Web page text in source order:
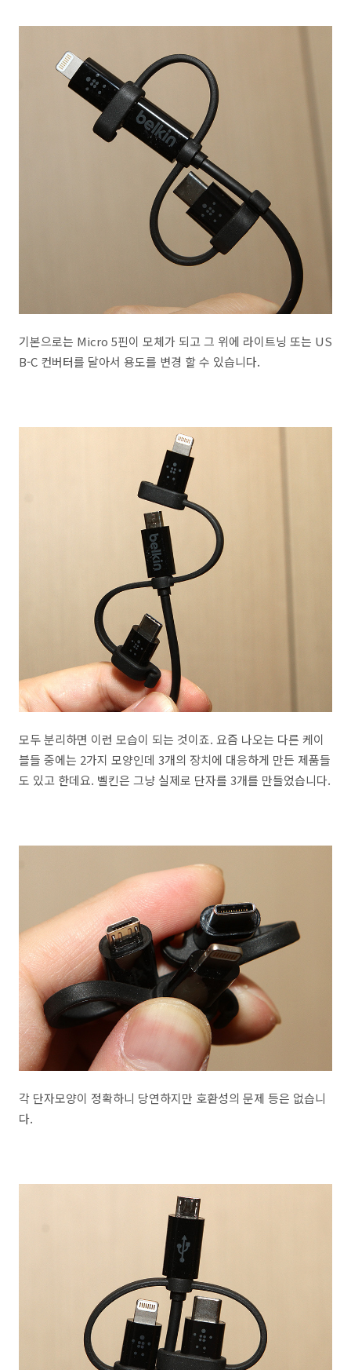
기본으로는 Micro 5핀이 모체가 되고 그 위에 라이트닝 또는 US
B-C 컨버터를 달아서 용도를 변경 할 수 있습니다.
모두 분리하면 이런 모습이 되는 것이죠. 요즘 나오는 다른 케이
블들 중에는 2가지 모양인데 3개의 장치에 대응하게 만든 제품들
도 있고 한데요. 벨킨은 그냥 실제로 단자를 3개를 만들었습니다.
각 단자모양이 정확하니 당연하지만 호환성의 문제 등은 없습니
다.